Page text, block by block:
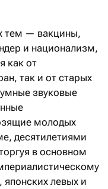
тем — вакцины,
и национализм,
как от
так и от старых
звуковые
молодых
десятилетиями
в основном
левых и